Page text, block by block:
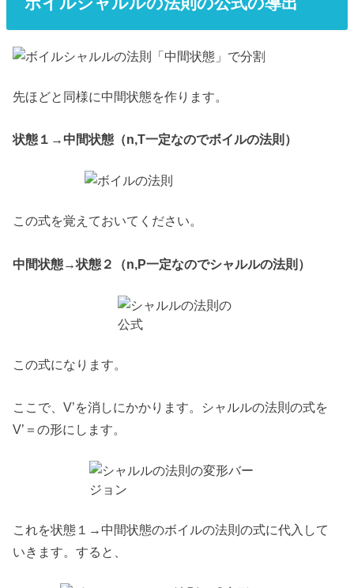
先ほどと同様に中間状態を作ります。
状態１→中間状態（n,T一定なのでボイルの法則）
この式を覚えておいてください。
中間状態→状態２（n,P一定なのでシャルルの法則）
この式になります。
ここで、V’を消しにかかります。シャルルの法則の式を
V’＝の形にします。
これを状態１→中間状態のボイルの法則の式に代入して
いきます。すると、